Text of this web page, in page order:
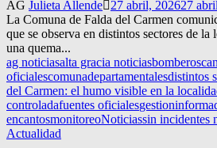
AG Julieta Allende 27 abril, 202627
La Comuna de Falda del Carmen
que se observa en distintos sectores de la
una quema...
ag noticiasalta gracia noticiasbomberos
oficialescomunadepartamentalesdistintos
del Carmen: el humo visible en la
controladafuentes oficialesgestion
encantosmonitoreoNoticiassin incidentes
Actualidad